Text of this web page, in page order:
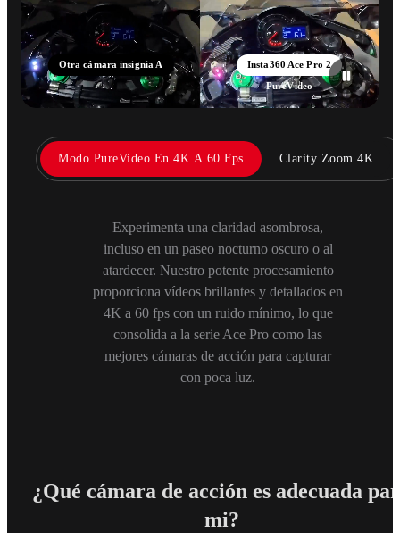
Otra cámara insignia A
Insta360 Ace Pro 2
PureVideo
Modo PureVideo En 4K A 60 Fps Clarity Zoom 4K
Experimenta una claridad asombrosa,
incluso en un paseo nocturno oscuro o al
atardecer. Nuestro potente procesamiento
proporciona vídeos brillantes y detallados en
4K a 60 fps con un ruido mínimo, lo que
consolida a la serie Ace Pro como las
mejores cámaras de acción para capturar
con poca luz.
¿Qué cámara de acción es adecuada
mi?